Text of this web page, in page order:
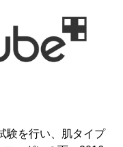
験を行い、肌タイプ